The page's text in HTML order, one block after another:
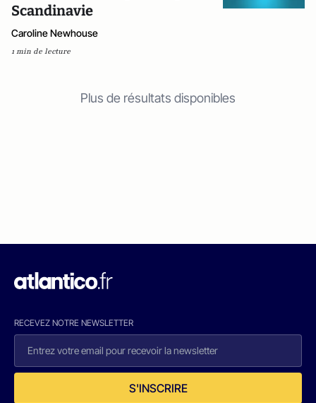
Scandinavie
Caroline Newhouse
1 min de lecture
Plus de résultats disponibles
RECEVEZ NOTRE NEWSLETTER
S'INSCRIRE